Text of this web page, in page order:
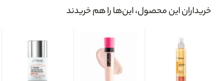
خریداران این محصول، این‌ها را هم خریدند